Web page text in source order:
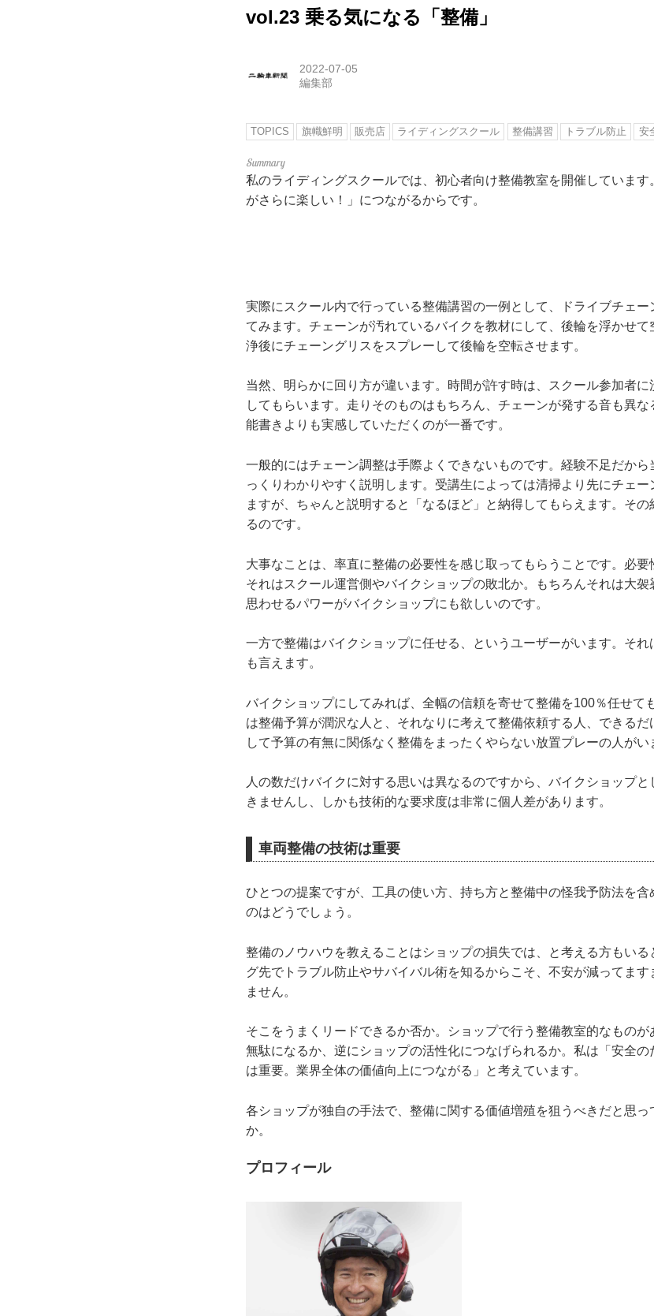
vol.23 乗る気になる「整備」
2022-07-05
編集部
TOPICS 旗幟鮮明 販売店 ライディングスクール 整備講習 トラブル防止 安
私のライディングスクールでは、初心者向け整備教室を開催しています
がさらに楽しい！」につながるからです。
実際にスクール内で行っている整備講習の一例として、ドライブチェ
てみます。チェーンが汚れているバイクを教材にして、後輪を浮かせ
浄後にチェーングリスをスプレーして後輪を空転させます。
当然、明らかに回り方が違います。時間が許す時は、スクール参加者
してもらいます。走りそのものはもちろん、チェーンが発する音も異な
能書きよりも実感していただくのが一番です。
一般的にはチェーン調整は手際よくできないものです。経験不足だか
っくりわかりやすく説明します。受講生によっては清掃より先にチェー
ますが、ちゃんと説明すると「なるほど」と納得してもらえます。そ
るのです。
大事なことは、率直に整備の必要性を感じ取ってもらうことです。必要
それはスクール運営側やバイクショップの敗北か。もちろんそれは大袈
思わせるパワーがバイクショップにも欲しいのです。
一方で整備はバイクショップに任せる、というユーザーがいます。それ
も言えます。
バイクショップにしてみれば、全幅の信頼を寄せて整備を100％任せて
は整備予算が潤沢な人と、それなりに考えて整備依頼する人、できる
して予算の有無に関係なく整備をまったくやらない放置プレーの人がい
人の数だけバイクに対する思いは異なるのですから、バイクショップ
きませんし、しかも技術的な要求度は非常に個人差があります。
車両整備の技術は重要
ひとつの提案ですが、工具の使い方、持ち方と整備中の怪我予防法を
のはどうでしょう。
整備のノウハウを教えることはショップの損失では、と考える方もい
グ先でトラブル防止やサバイバル術を知るからこそ、不安が減ってま
ません。
そこをうまくリードできるか否か。ショップで行う整備教室的なもの
無駄になるか、逆にショップの活性化につなげられるか。私は「安全
は重要。業界全体の価値向上につながる」と考えています。
各ショップが独自の手法で、整備に関する価値増殖を狙うべきだと思っ
か。
プロフィール